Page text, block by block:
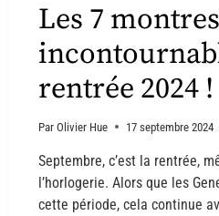
Les 7 montres
rentrée 2024 !
Par Olivier Hue 17 septembre 2024
Septembre, c’est la rentrée,
l’horlogerie. Alors que les
cette période, cela continue